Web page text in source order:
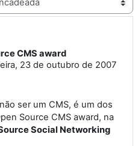
CMS award
23 de outubro de 2007
ser um CMS, é um dos
Source CMS award, na
Social Networking